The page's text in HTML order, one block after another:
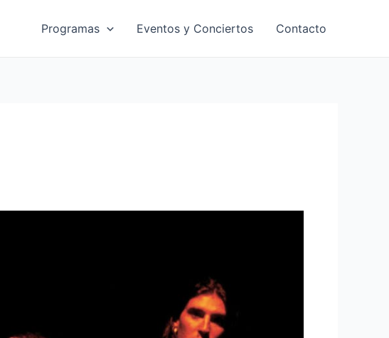
Programas Eventos y Conciertos Contacto